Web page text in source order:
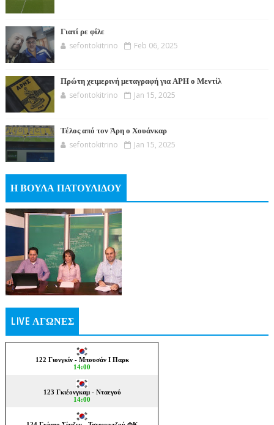
Γιατί ρε φίλε
sefontokitrino Feb 06, 2025
Πρώτη χειμερινή μεταγραφή για ΑΡΗ ο Μεντίλ
sefontokitrino Jan 15, 2025
Τέλος από τον Άρη ο Χουάνκαρ
sefontokitrino Jan 15, 2025
Η ΒΟΥΛΑ ΠΑΤΟΥΛΙΔΟΥ
LIVE ΑΓΩΝΕΣ